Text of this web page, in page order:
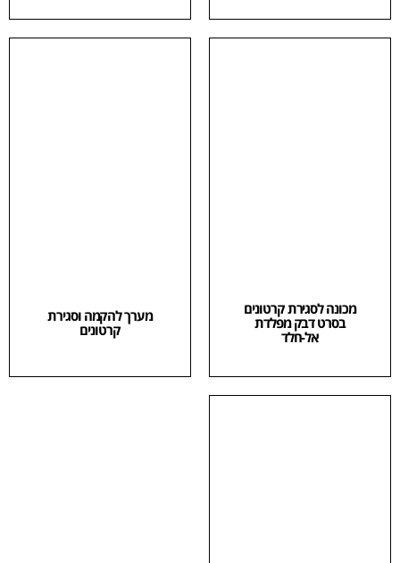
מכונה לסגירת קרטונים
בסרט דבק מפלדת
אל-חלד
מערך להקמה וסגירת
קרטונים